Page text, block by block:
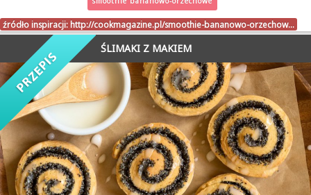
źródło inspiracji: http://cookmagazine.pl/smoothie-bananowo-orzechow…
ŚLIMAKI Z MAKIEM